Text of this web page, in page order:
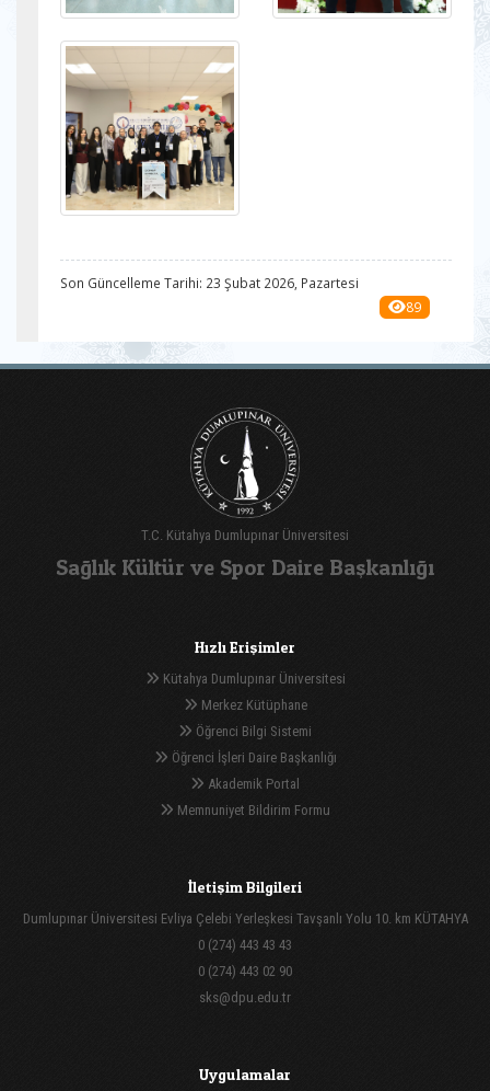
Son Güncelleme Tarihi: 23 Şubat 2026, Pazartesi
89
T.C. Kütahya Dumlupınar Üniversitesi
Sağlık Kültür ve Spor Daire Başkanlığı
Hızlı Erişimler
Kütahya Dumlupınar Üniversitesi
Merkez Kütüphane
Öğrenci Bilgi Sistemi
Öğrenci İşleri Daire Başkanlığı
Akademik Portal
Memnuniyet Bildirim Formu
İletişim Bilgileri
Dumlupınar Üniversitesi Evliya Çelebi Yerleşkesi Tavşanlı Yolu 10. km KÜTAHYA
0 (274) 443 43 43
0 (274) 443 02 90
sks@dpu.edu.tr
Uygulamalar